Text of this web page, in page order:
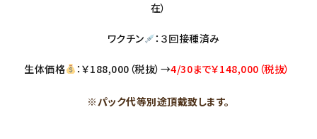
在）
ワクチン ：３回接種済み
生体価格 ：￥188,000（税抜）→4/30まで￥148,000（税抜）
※パック代等別途頂戴致します。